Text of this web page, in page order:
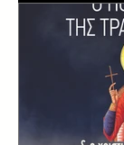
βουή του λιμ